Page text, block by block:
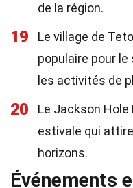
de la région.
19
Le village de
populaire pour
les activités de
20
Le Jackson
estivale qui
horizons.
Événements